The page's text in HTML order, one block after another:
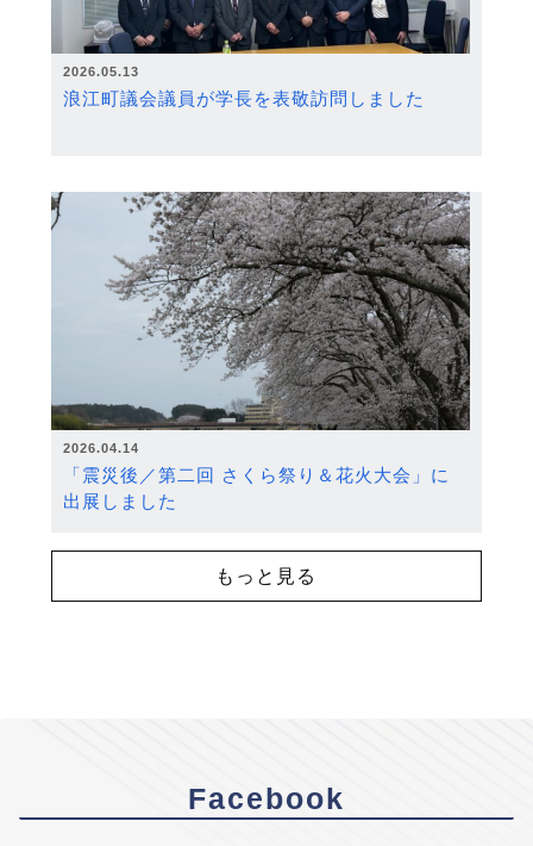
2026.05.13
浪江町議会議員が学長を表敬訪問しました
2026.04.14
「震災後／第二回 さくら祭り＆花火大会」に
出展しました
もっと見る
Facebook